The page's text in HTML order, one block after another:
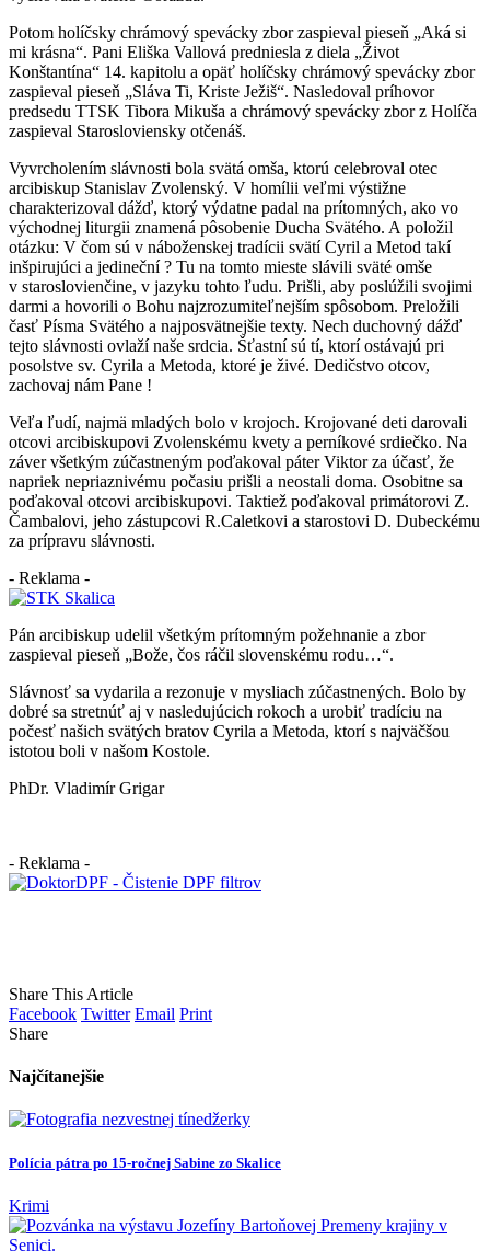
Potom holíčsky chrámový spevácky zbor zaspieval pieseň „Aká si
mi krásna“. Pani Eliška Vallová predniesla z diela „Život
Konštantína“ 14. kapitolu a opäť holíčsky chrámový spevácky zbor
zaspieval pieseň „Sláva Ti, Kriste Ježiš“. Nasledoval príhovor
predsedu TTSK Tibora Mikuša a chrámový spevácky zbor z Holíča
zaspieval Starosloviensky otčenáš.
Vyvrcholením slávnosti bola svätá omša, ktorú celebroval otec
arcibiskup Stanislav Zvolenský. V homílii veľmi výstižne
charakterizoval dážď, ktorý výdatne padal na prítomných, ako vo
východnej liturgii znamená pôsobenie Ducha Svätého. A položil
otázku: V čom sú v náboženskej tradícii svätí Cyril a Metod takí
inšpirujúci a jedineční ? Tu na tomto mieste slávili sväté omše
v staroslovienčine, v jazyku tohto ľudu. Prišli, aby poslúžili svojimi
darmi a hovorili o Bohu najzrozumiteľnejším spôsobom. Preložili
časť Písma Svätého a najposvätnejšie texty. Nech duchovný dážď
tejto slávnosti ovlaží naše srdcia. Šťastní sú tí, ktorí ostávajú pri
posolstve sv. Cyrila a Metoda, ktoré je živé. Dedičstvo otcov,
zachovaj nám Pane !
Veľa ľudí, najmä mladých bolo v krojoch. Krojované deti darovali
otcovi arcibiskupovi Zvolenskému kvety a perníkové srdiečko. Na
záver všetkým zúčastneným poďakoval páter Viktor za účasť, že
napriek nepriaznivému počasiu prišli a neostali doma. Osobitne sa
poďakoval otcovi arcibiskupovi. Taktiež poďakoval primátorovi Z.
Čambalovi, jeho zástupcovi R.Caletkovi a starostovi D. Dubeckému
za prípravu slávnosti.
- Reklama -
Pán arcibiskup udelil všetkým prítomným požehnanie a zbor
zaspieval pieseň „Bože, čos ráčil slovenskému rodu…“.
Slávnosť sa vydarila a rezonuje v mysliach zúčastnených. Bolo by
dobré sa stretnúť aj v nasledujúcich rokoch a urobiť tradíciu na
počesť našich svätých bratov Cyrila a Metoda, ktorí s najväčšou
istotou boli v našom Kostole.
PhDr. Vladimír Grigar
- Reklama -
Share This Article
Facebook Twitter Email Print
Share
Najčítanejšie
Polícia pátra po 15-ročnej Sabine zo Skalice
Krimi